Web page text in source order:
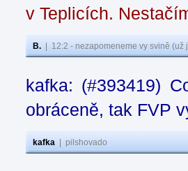
v Teplicích.
B. 12:2 - nezapomeneme vy svině
kafka: (#393419)
obráceně, tak FVP
kafka pilshovado